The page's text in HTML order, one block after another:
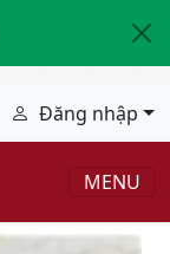
Đăng nhập
MENU